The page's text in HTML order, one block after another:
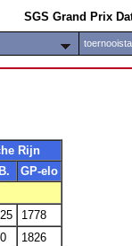
SGS Grand Prix
Rijn
GP-elo
1778
1826